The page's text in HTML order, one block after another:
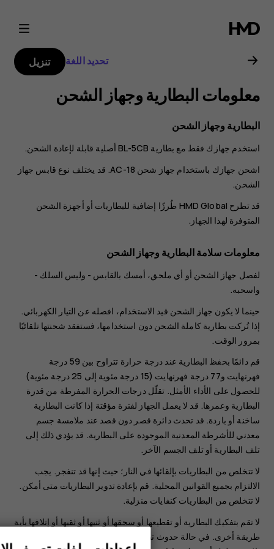
دليل
مستخدم
2018
Nokia
106
تحديد اللغة تنزيل
معلومات البطارية وجهاز الشحن
البطارية وجهاز الشحن
استخدم جهازك فقط مع بطارية BL-5CB أصلية قابلة لإعادة الشحن.
اشحن جهازك باستخدام جهاز شحن AC-18. قد يختلف نوع قابس جهاز
الشحن.
قد تطرح HMD Global طُرزًا إضافية للبطاريات أو أجهزة الشحن
المتوفرة لهذا الجهاز.
معلومات سلامة البطارية وجهاز الشحن
لفصل جهاز الشحن أو أي ملحق، أمسك بالقابس - وليس السلك -
واسحبه.
حينما لا يكون جهاز الشحن قيد الاستخدام، افصله عن التيار الكهربائي.
إذا تُركت بطارية كاملة الشحن دون استخدامها، فستفقد شحنتها تلقائيًا
بمرور الوقت.
قم دائمًا بحفظ البطارية عند درجة حرارة تتراوح بين 59 درجة
فهرنهايت و77 درجة فهرنهايت (15 درجة مئوية إلى 25 درجة مئوية)
للحصول على الأداء الأمثل. تقلّل درجات الحرارة المفرطة من قدرة
البطارية وعمرها. قد لا يعمل الجهاز لفترة مؤقتة إذا كانت البطارية
ساخنة أو باردة. قد تحدث دائرة قصر دون قصد عند ملامسة جسم
معدني للأشرطة المعدنية الموجودة على البطارية. قد يؤدي ذلك إلى
تلف البطارية أو تلف الجسم الآخر.
لا تتخلص من البطاريات بإلقائها في النار؛ حيث إنها قد تنفجر. ‏‫يجب
الالتزام بجميع القوانين المحلية. قم بإعادة تدوير البطاريات متى أمكن.
لا تتخلص من البطاريات كنفايات منزلية.
لا تقم بتفكيك البطارية أو تقطيعها أو سحقها أو ثنيها أو ثقبها أو إتلافها بأية
طريقة أخرى. في حالة حدوث تسرب لسائل البطارية، لا تدع السائل